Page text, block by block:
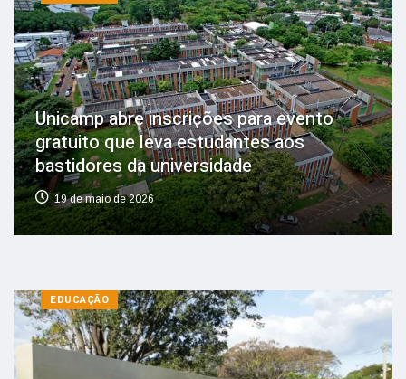
Unicamp abre inscrições para evento
gratuito que leva estudantes aos
bastidores da universidade
19 de maio de 2026
EDUCAÇÃO